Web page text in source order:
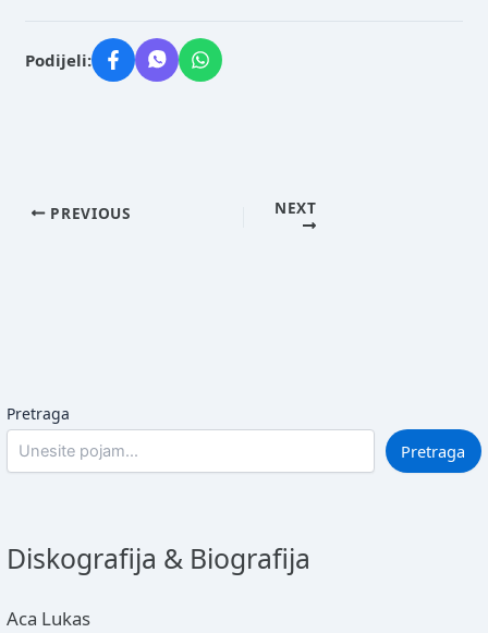
Podijeli:
PREVIOUS NEXT
Pretraga
Pretraga
Diskografija & Biografija
Aca Lukas